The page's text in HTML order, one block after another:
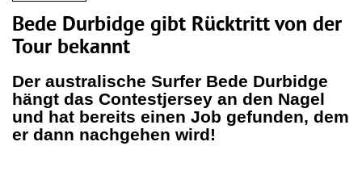
Bede Durbidge gibt Rücktritt von der
Tour bekannt
Der australische Surfer Bede Durbidge
hängt das Contestjersey an den Nagel
und hat bereits einen Job gefunden, dem
er dann nachgehen wird!